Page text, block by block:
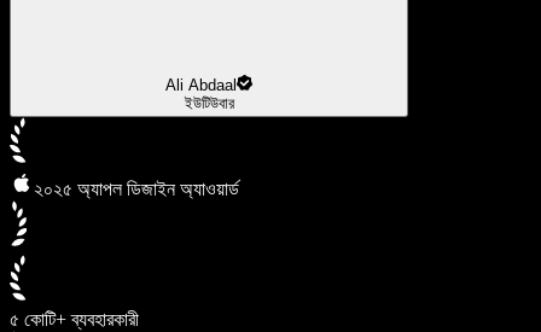
Ali Abdaal
ইউটিউবার
২০২৫ অ্যাপল ডিজাইন অ্যাওয়ার্ড
৫ কোটি+ ব্যবহারকারী